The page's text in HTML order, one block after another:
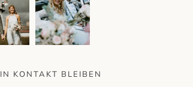
IN KONTAKT BLEIBEN